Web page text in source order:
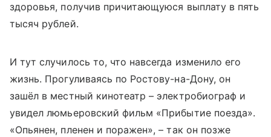
здоровья, получив причитающуюся выплату в пять
тысяч рублей.
И тут случилось то, что навсегда изменило его
жизнь. Прогуливаясь по Ростову-на-Дону, он
зашёл в местный кинотеатр – электробиограф и
увидел люмьеровский фильм «Прибытие поезда».
«Опьянен, пленен и поражен», – так он позже